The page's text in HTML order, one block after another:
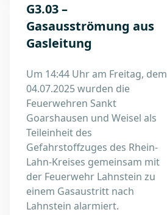
G3.03 –
Gasausströmung aus
Gasleitung
Um 14:44 Uhr am Freitag, dem
04.07.2025 wurden die
Feuerwehren Sankt
Goarshausen und Weisel als
Teileinheit des
Gefahrstoffzuges des Rhein-
Lahn-Kreises gemeinsam mit
der Feuerwehr Lahnstein zu
einem Gasaustritt nach
Lahnstein alarmiert.